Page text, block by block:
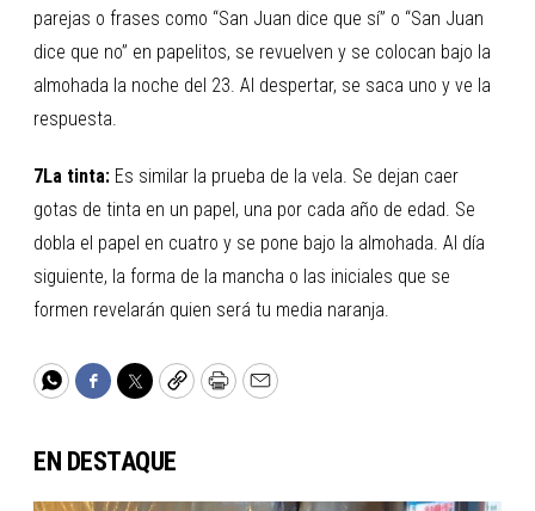
parejas o frases como “San Juan dice que sí” o “San Juan
dice que no” en papelitos, se revuelven y se colocan bajo la
almohada la noche del 23. Al despertar, se saca uno y ve la
respuesta.
7La tinta: Es similar la prueba de la vela. Se dejan caer
gotas de tinta en un papel, una por cada año de edad. Se
dobla el papel en cuatro y se pone bajo la almohada. Al día
siguiente, la forma de la mancha o las iniciales que se
formen revelarán quien será tu media naranja.
WhatsApp
Facebook
TwitterCopyPrintEmail
EN DESTAQUE